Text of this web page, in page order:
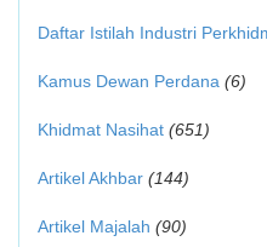
Daftar Istilah Industri
Kamus Dewan Perdana (6)
Khidmat Nasihat (651)
Artikel Akhbar (144)
Artikel Majalah (90)